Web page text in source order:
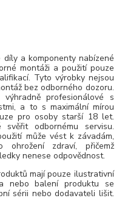
díly a komponenty nabízené
montáži a použití pouze
Tyto výrobky nejsou
bez odborného dozoru.
profesionálové s
a to s maximální mírou
pro osoby starší 18 let.
odbornému servisu.
může vést k závadám,
ohrožení zdraví, přičemž
nenese odpovědnost.
mají pouze ilustrativní
nebo balení produktu se
sérii nebo dodavateli lišit.